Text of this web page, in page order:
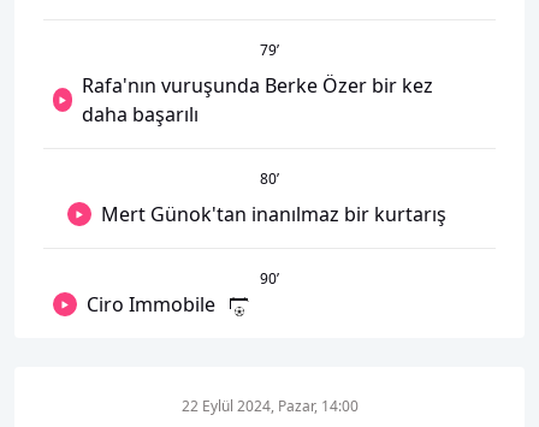
79’
Rafa'nın vuruşunda Berke Özer bir kez
daha başarılı
80’
Mert Günok'tan inanılmaz bir kurtarış
90’
Ciro Immobile
22 Eylül 2024, Pazar, 14:00